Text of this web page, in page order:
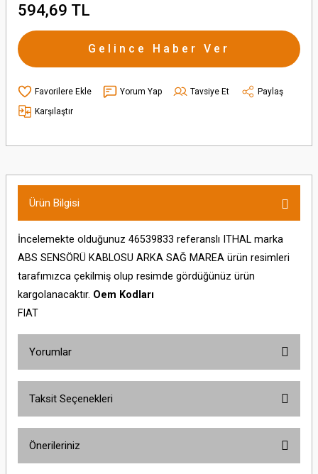
594,69 TL
Gelince Haber Ver
Yorum Yap Tavsiye Et
Paylaş
Karşılaştır
Ürün Bilgisi
İncelemekte olduğunuz 46539833 referanslı ITHAL marka
ABS SENSÖRÜ KABLOSU ARKA SAĞ MAREA ürün resimleri
tarafımızca çekilmiş olup resimde gördüğünüz ürün
kargolanacaktır. Oem Kodları
FIAT
Yorumlar
Taksit Seçenekleri
Önerileriniz